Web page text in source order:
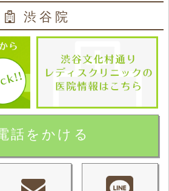
渋谷院
話をかける